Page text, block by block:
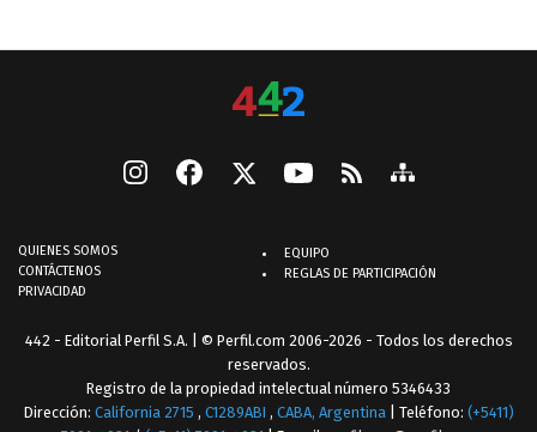
QUIENES SOMOS
CONTÁCTENOS
PRIVACIDAD
EQUIPO
REGLAS DE PARTICIPACIÓN
442 - Editorial Perfil S.A. | © Perfil.com 2006-2026 - Todos los derechos
reservados.
Registro de la propiedad intelectual número 5346433
Dirección: California 2715 , C1289ABI , CABA, Argentina | Teléfono: (+5411)